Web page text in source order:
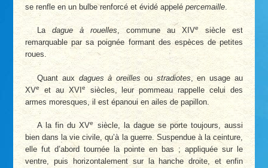
se renfle en un bulbe renforcé et évidé appelépercemaille
Ladague à rouelles, commune au XIVe siècle est
remarquable par sa poignée formant des espèces de petites
roues.
Quant aux dagues à oreilles ou stradiotes, en usage au
XVeet au XVI e
siècles, leur pommeau rappelle celui des
armes moresques, il est épanoui en ailes de papillon.
A la fin du XVe siècle, la dague se porte toujours, aussi
bien dans la vie civile, qu’à la guerre. Suspendue à la ceinture,
elle fut d’abord tournée la pointe en bas ; appliquée sur le
ventre, puis horizontalement sur la hanche droite, et enfin